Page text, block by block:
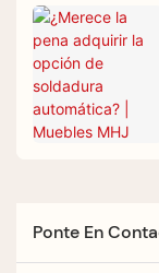
Ponte En